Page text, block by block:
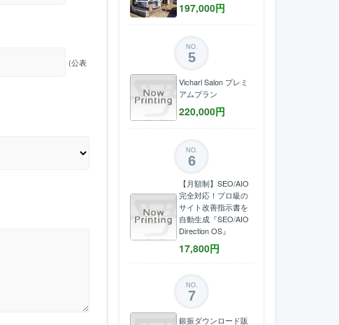
(公表
197,000円
NO.
5
Vicharl Salon プレミ
アムプラン
220,000円
NO.
6
【月額制】SEO/AIO
完全対応！プロ級の
サイト改善指示書を
自動生成『SEO/AIO
Direction OS』
17,800円
NO.
7
銀振ダウンロード販